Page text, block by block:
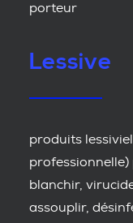
porteur
Lessive
produits
professionnelle)
blanchir,
assouplir,